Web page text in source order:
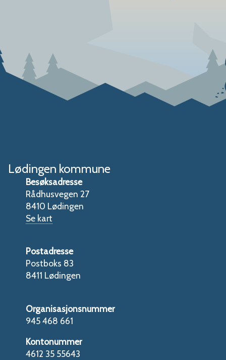
Lødingen kommune
Besøksadresse
Rådhusvegen 27
8410 Lødingen
Se kart
Postadresse
Postboks 83
8411 Lødingen
Organisasjonsnummer
945 468 661
Kontonummer
4612 35 55643